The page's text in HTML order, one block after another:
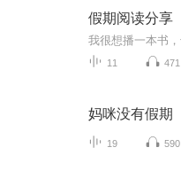
假期阅读分享
11 471
妈咪没有假期
19 590